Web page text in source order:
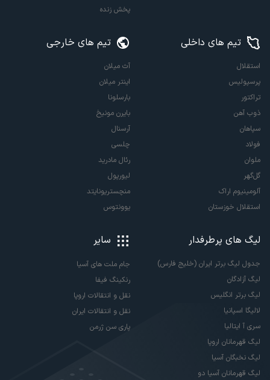
پخش زنده
تیم های داخلی
استقلال
پرسپولیس
تراکتور
ذوب آهن
سپاهان
فولاد
ملوان
گل‌گهر
آلومینیوم اراک
استقلال خوزستان
تیم های خارجی
آث میلان
اینتر میلان
بارسلونا
بایرن مونیخ
آرسنال
چلسی
رئال مادرید
لیورپول
منچستریونایتد
یوونتوس
لیگ های پرطرفدار
جدول لیگ برتر ایران (خلیج فارس)
لیگ آزادگان
لیگ برتر انگلیس
لالیگا اسپانیا
سری آ ایتالیا
لیگ قهرمانان اروپا
لیگ نخبگان آسیا
لیگ قهرمانان آسیا دو
سایر
جام ملت های آسیا
رنکینگ فیفا
نقل و انتقالات اروپا
نقل و انتقالات ایران
پاری سن ژرمن